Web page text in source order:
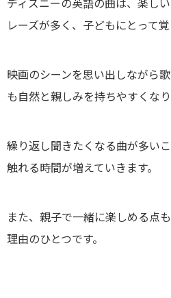
レーズが多く、子どもにとって
映画のシーンを思い出しながら
も自然と親しみを持ちやすくなり
繰り返し聞きたくなる曲が多い
触れる時間が増えていきます。
また、親子で一緒に楽しめる点
理由のひとつです。